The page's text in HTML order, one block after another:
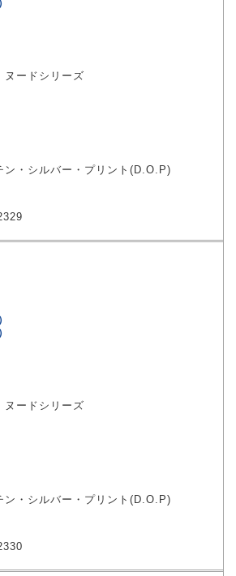
ヌードシリーズ
ン・シルバー・プリント(D.O.P)
ヌードシリーズ
ン・シルバー・プリント(D.O.P)